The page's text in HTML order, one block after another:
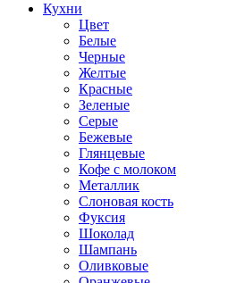
Кухни
Цвет
Белые
Черные
Желтые
Красные
Зеленые
Серые
Бежевые
Глянцевые
Кофе с молоком
Металлик
Слоновая кость
Фуксия
Шоколад
Шампань
Оливковые